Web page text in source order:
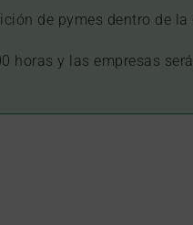
de pymes dentro de
horas y las empresas